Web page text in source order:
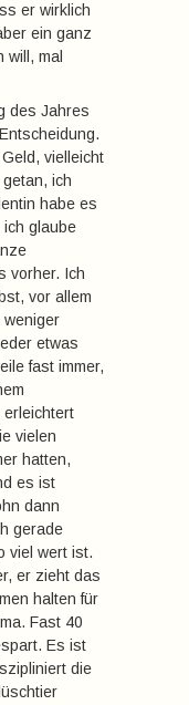
er wirklich
ein ganz
will, mal
des Jahres
vielleicht
ich
habe es
ich glaube
vorher. Ich
vor allem
weniger
etwas
fast immer,
erleichtert
vielen
hatten,
es ist
dann
gerade
viel wert ist.
er zieht das
halten für
Fast 40
Es ist
die